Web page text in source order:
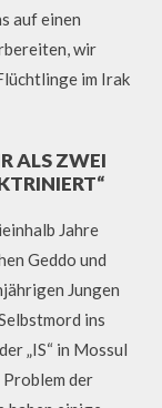
auf einen
wir
im Irak
ALS ZWEI
Jahre
Geddo und
Jungen
ins
„IS“ in Mossul
der